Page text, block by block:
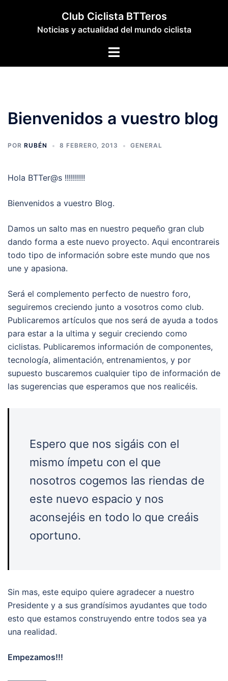
contenido
Club Ciclista BTTeros
Noticias y actualidad del mundo ciclista
Bienvenidos a vuestro blog
POR RUBÉN 8 FEBRERO, 2013 GENERAL
Hola BTTer@s !!!!!!!!!!
Bienvenidos a vuestro Blog.
Damos un salto mas en nuestro pequeño gran club
dando forma a este nuevo proyecto. Aqui encontrareis
todo tipo de información sobre este mundo que nos
une y apasiona.
Será el complemento perfecto de nuestro foro,
seguiremos creciendo junto a vosotros como club.
Publicaremos artículos que nos será de ayuda a todos
para estar a la ultima y seguir creciendo como
ciclistas. Publicaremos información de componentes,
tecnología, alimentación, entrenamientos, y por
supuesto buscaremos cualquier tipo de información de
las sugerencias que esperamos que nos realicéis.
Espero que nos sigáis con el
mismo ímpetu con el que
nosotros cogemos las riendas de
este nuevo espacio y nos
aconsejéis en todo lo que creáis
oportuno.
Sin mas, este equipo quiere agradecer a nuestro
Presidente y a sus grandísimos ayudantes que todo
esto que estamos construyendo entre todos sea ya
una realidad.
Empezamos!!!